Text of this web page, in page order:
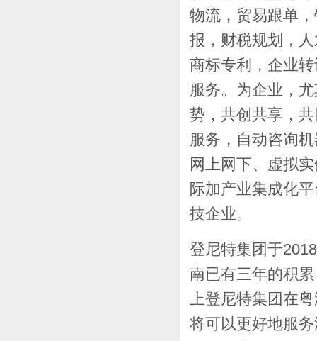
物流，贸易跟单
报，财税规划，
商标专利，企业
服务。为企业，
势，共创共享，
服务，自动咨询
网上网下、虚拟
际加产业集成化
技企业。
登尼特集团于2018
南已有三年的积
上登尼特集团在
将可以更好地服